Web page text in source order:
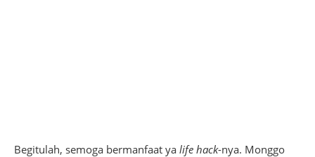
Begitulah, semoga bermanfaat ya life hack-nya. Monggo